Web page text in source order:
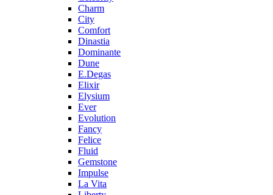
Charm
City
Comfort
Dinastia
Dominante
Dune
E.Degas
Elixir
Elysium
Ever
Evolution
Fancy
Felice
Fluid
Gemstone
Impulse
La Vita